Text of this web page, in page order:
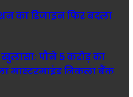
का डिजाइन फिर बदला
खुलासा: पौने 5 करोड़ का
मास्टरमाइंड निकला बैंक